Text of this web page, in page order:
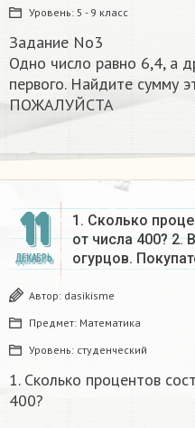
Уровень: 5 - 9 класс
Задание No3
Одно число равно 6,4, а
первого. Найдите сумму
ПОЖАЛУЙСТА ​
11
ДЕКАБРЬ
1. Сколько
от числа 400? 2.
огурцов.
Автор: dasikisme
Предмет: Математика
Уровень: студенческий
1. Сколько процентов
400?